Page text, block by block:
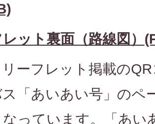
レット裏面（路線図）
ーフレット掲載の
「あいあい号」のペ
なっています。「あい